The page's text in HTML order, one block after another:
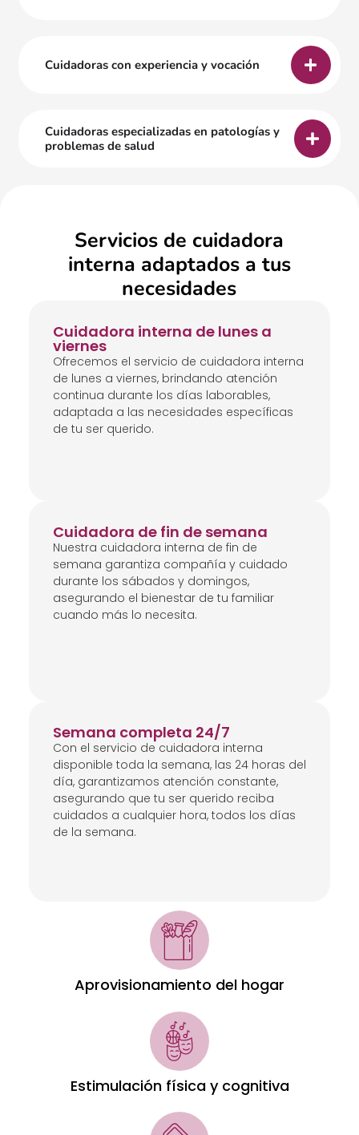
Cuidadoras con experiencia y vocación
Cuidadoras especializadas en patologías y
problemas de salud
Servicios de cuidadora
interna adaptados a tus
necesidades
Cuidadora interna de lunes a
viernes
Ofrecemos el servicio de cuidadora interna
de lunes a viernes, brindando atención
continua durante los días laborables,
adaptada a las necesidades específicas
de tu ser querido.
Cuidadora de fin de semana
Nuestra cuidadora interna de fin de
semana garantiza compañía y cuidado
durante los sábados y domingos,
asegurando el bienestar de tu familiar
cuando más lo necesita.
Semana completa 24/7
Con el servicio de cuidadora interna
disponible toda la semana, las 24 horas del
día, garantizamos atención constante,
asegurando que tu ser querido reciba
cuidados a cualquier hora, todos los días
de la semana.
Aprovisionamiento del hogar
Estimulación física y cognitiva